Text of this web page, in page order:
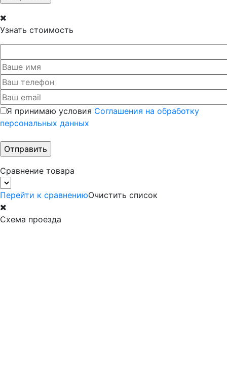
Узнать стоимость
Я принимаю условия Соглашения на обработку
персональных данных
Сравнение товара
Перейти к сравнениюОчистить список
Схема проезда